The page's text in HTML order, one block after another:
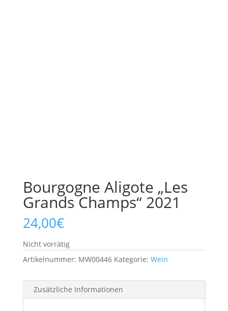
Bourgogne Aligote „Les
Grands Champs“ 2021
24,00€
Nicht vorrätig
Artikelnummer: MW00446 Kategorie: Wein
Zusätzliche Informationen